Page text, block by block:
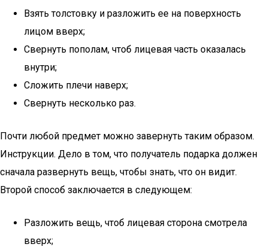
Взять толстовку и разложить ее на поверхность
лицом вверх;
Свернуть пополам, чтоб лицевая часть оказалась
внутри;
Сложить плечи наверх;
Свернуть несколько раз.
Почти любой предмет можно завернуть таким образом.
Инструкции. Дело в том, что получатель подарка должен
сначала развернуть вещь, чтобы знать, что он видит.
Второй способ заключается в следующем:
Разложить вещь, чтоб лицевая сторона смотрела
вверх;